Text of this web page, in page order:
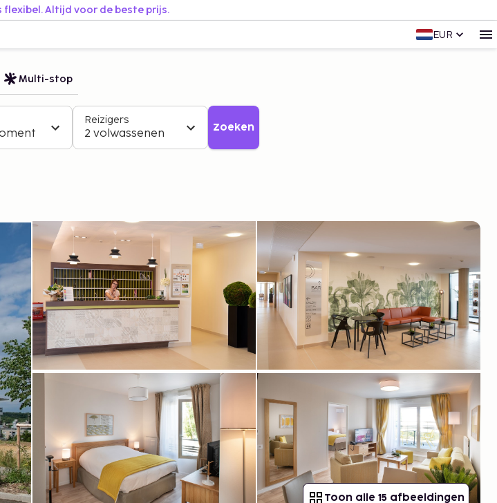
flexibel. Altijd voor de beste prijs.
EUR
Multi-stop
Reizigers
2 volwassenen Zoeken
Toon alle 15 afbeeldingen